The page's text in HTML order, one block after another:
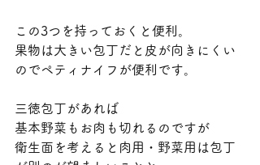
この3つを持っておくと便利。
果物は大きい包丁だと皮が向きにくい
のでペティナイフが便利です。
三徳包丁があれば
基本野菜もお肉も切れるのですが
衛生面を考えると肉用・野菜用は包丁